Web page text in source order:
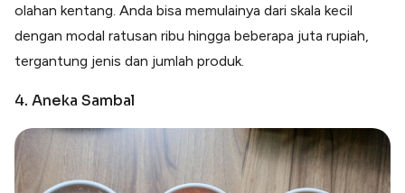
olahan kentang. Anda bisa memulainya dari skala kecil
dengan modal ratusan ribu hingga beberapa juta rupiah,
tergantung jenis dan jumlah produk.
4. Aneka Sambal